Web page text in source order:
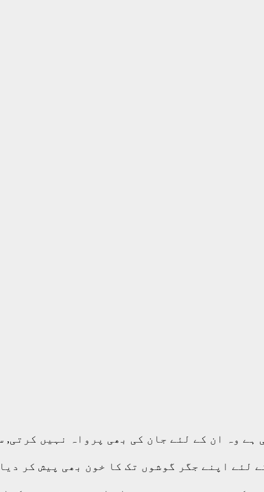
وہ ان کے لئے جان کی بھی پرواہ نہیں
لئے اپنے جگر گوشوں تک کا خون بھی پیش کر